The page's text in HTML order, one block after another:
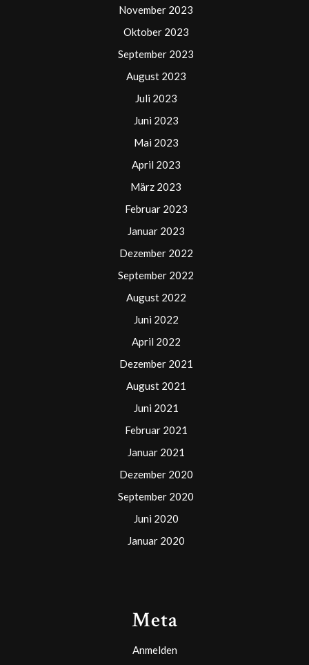
November 2023
Oktober 2023
September 2023
August 2023
Juli 2023
Juni 2023
Mai 2023
April 2023
März 2023
Februar 2023
Januar 2023
Dezember 2022
September 2022
August 2022
Juni 2022
April 2022
Dezember 2021
August 2021
Juni 2021
Februar 2021
Januar 2021
Dezember 2020
September 2020
Juni 2020
Januar 2020
Meta
Anmelden